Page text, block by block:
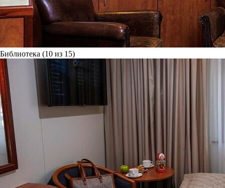
Библиотека (10 из 15)